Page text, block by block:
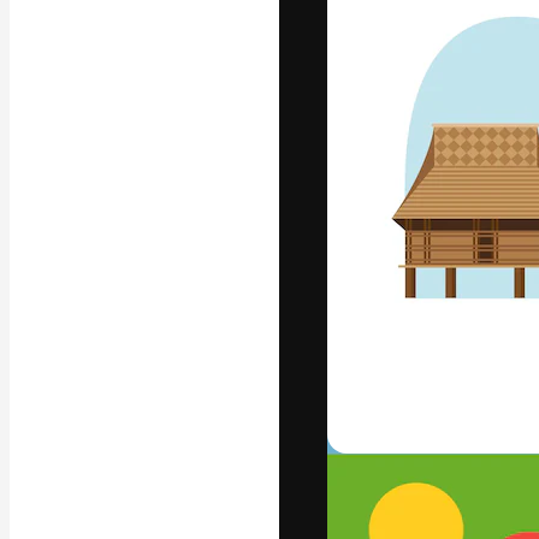
La
migliori lavori.
creativi,
Copyright © 2010-